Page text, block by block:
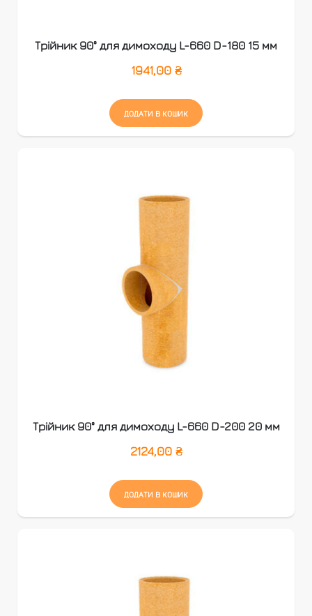
Трійник 90° для димоходу L-660 D-180 15 мм
1941,00 ₴
ДОДАТИ В КОШИК
Трійник 90° для димоходу L-660 D-200 20 мм
2124,00 ₴
ДОДАТИ В КОШИК